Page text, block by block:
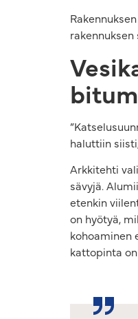
haluttiin
Arkkitehti
sävyjä.
etenkin
on hyötyä,
kohoaminen
kattopinta